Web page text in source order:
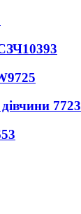
10393
9725
7723